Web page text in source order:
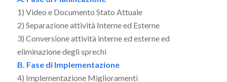
1) Video e Documento Stato Attuale
2) Separazione attività Interne ed Esterne
3) Conversione attività interne ed esterne ed
eliminazione degli sprechi
B. Fase di Implementazione
4) Implementazione Miglioramenti